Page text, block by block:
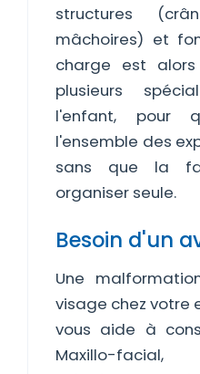
structures
mâchoires) et
charge est
plusieurs
l'enfant, pour
l'ensemble des
sans que la
organiser seule.
Besoin d'un
Une
visage chez votre
vous aide à
Maxillo-